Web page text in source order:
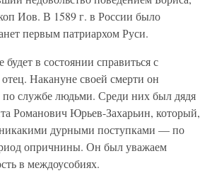
Иов. В 1589 г. в России было
первым патриархом Руси.
в состоянии справиться с
Накануне своей смерти он
службе людьми. Среди них был дядя
Романович Юрьев-Захарьин, который,
никакими дурными поступками — по
опричнины. Он был уважаем
в междоусобиях.